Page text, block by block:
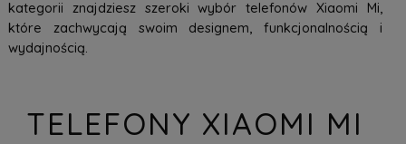
kategorii znajdziesz szeroki wybór telefonów Xiaomi Mi,
które zachwycają swoim designem, funkcjonalnością i
wydajnością.
TELEFONY XIAOMI MI